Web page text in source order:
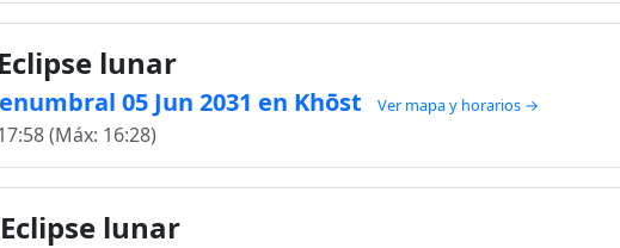
lunar
05 Jun 2031 en Khōst Ver mapa y horarios →
(Máx: 16:28)
lunar